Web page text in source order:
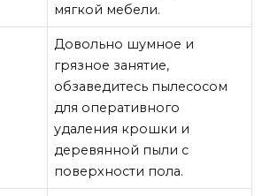
мягкой мебели.
Довольно шумное и
грязное занятие,
обзаведитесь пылесосом
для оперативного
удаления крошки и
деревянной пыли с
поверхности пола.